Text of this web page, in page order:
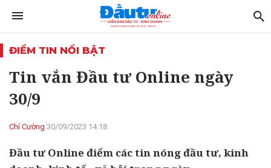
ĐIỂM TIN NỔI BẬT
Tin vắn Đầu tư Online ngày
30/9
Chí Cường 30/09/2023 14:18
Đầu tư Online điểm các tin nóng đầu tư, kinh